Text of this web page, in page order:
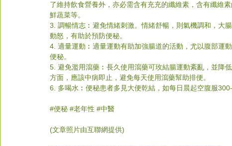
了維持飲食營養外，亦必需含有充充的纖維素，含有纖維
鮮蔬菜等。
3. 調暢情志︰避免情緒刺激。情緒舒暢，則氣機調和，大
動怒，有助於預防便秘。
4. 適量運動︰適量運動有助加強腸道的活動，尤以腹部運
便秘。
5. 避免濫用瀉藥︰長久使用瀉藥可玫結腸運動紊亂，並降
方面，應該中病即止，避免每天使用瀉藥幫助排便。
6. 多喝水︰便秘患者多見大便乾結，如每日晨起空腹服
#便秘 #老年性 #中醫
(文章照片由互聯網提供)